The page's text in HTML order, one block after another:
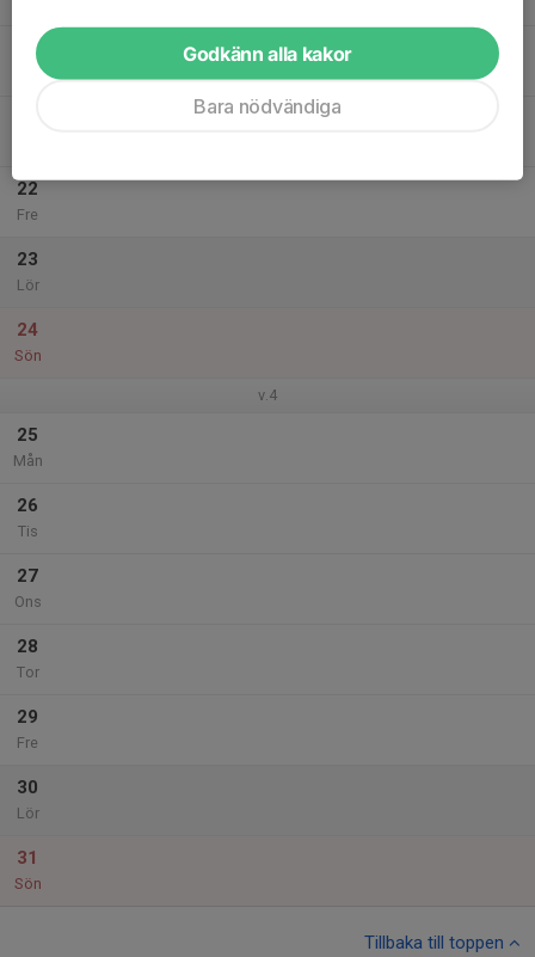
20
Ons
22
Fre
23
Lör
24
Sön
v.4
25
Mån
26
Tis
27
Ons
28
Tor
29
Fre
30
Lör
31
Sön
Tillbaka till toppen
Godkänn alla kakor
Bara nödvändiga